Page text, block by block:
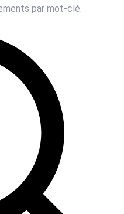
par mot-clé.